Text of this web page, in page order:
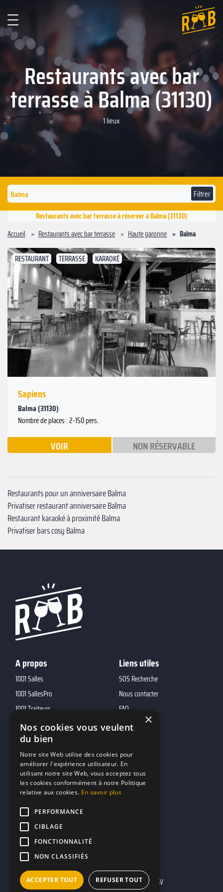
Restaurants avec bar
terrasse à Balma (31130)
1 lieux
Filtrer
Restaurants avec bar terrasse à réserver à Balma (31130)
Accueil
Restaurants avec bar terrasse Haute garonne Balma
RESTAURANT TERRASSE KARAOKÉ
Précédent
Suivant
Sapiens
Balma (31130)
Nombre de places : 2-150 pers.
VOIR NON RÉSERVABLE
Restaurants pour un anniversaire Balma
Privatiser restaurant anniversaire Balma
Restaurant karaoké à proximité Balma
Privatiser bars cosy Balma
A propos
1001 Salles
1001 SallesPro
1001 Traiteurs
1001 DJ
10h01
MP2
Liens utiles
SOS Recherche
Nous contacter
FAQ
Contacts
marketing@reserverunbar.fr
11 rue Maurice Grandcoing
94200 Ivry-sur-Seine
Mentions légales CGU CGV
×
Nos cookies vous veulent
du bien
Notre site Web utilise des cookies pour
améliorer l'expérience utilisateur. En
utilisant notre site Web, vous acceptez tous
les cookies conformément à notre Politique
relative aux cookies. En savoir plus
PERFORMANCE
CIBLAGE
FONCTIONNALITÉ
NON CLASSIFIÉS
ACCEPTER TOUT REFUSER TOUT